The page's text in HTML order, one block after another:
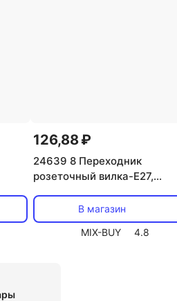
126,88 ₽
24639 8 Переходник
розеточный вилка-Е27,
выключателем, белый,
24639 8, duwi, цена за 1 шт.
В магазин
MIX-BUY
4.8